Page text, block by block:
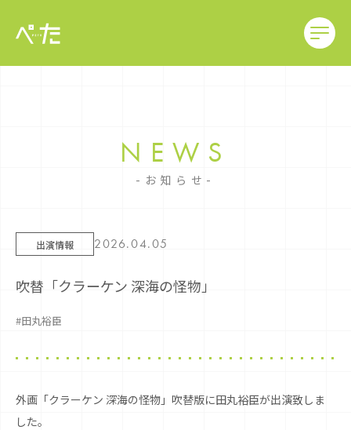
NEWS
お知らせ
出演情報 2026.04.05
吹替「クラーケン 深海の怪物」
#田丸裕臣
外画「クラーケン 深海の怪物」吹替版に田丸裕臣が出演致しま
した。